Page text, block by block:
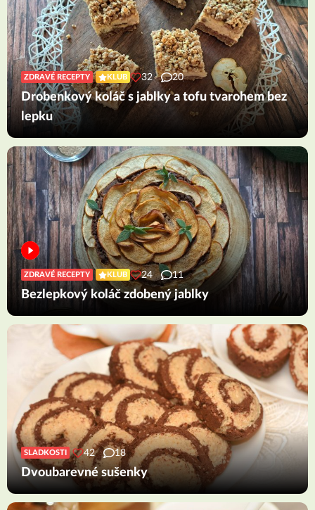
ZDRAVÉ RECEPTY KLUB 32 20
Drobenkový koláč s jablky a tofu tvarohem bez
lepku
ZDRAVÉ RECEPTY KLUB 24 11
Bezlepkový koláč zdobený jablky
SLADKOSTI 42 18
Dvoubarevné sušenky